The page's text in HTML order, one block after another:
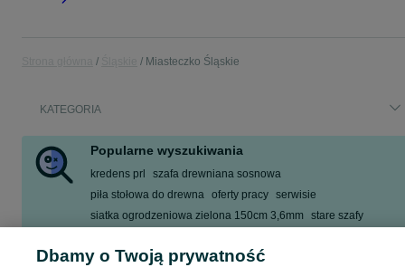
Miasteczko Śląskie
KATEGORIA
Popularne wyszukiwania
kredens prl
szafa drewniana sosnowa
piła stołowa do drewna oferty pracy serwisie
siatka ogrodzeniowa zielona 150cm 3,6mm stare szafy
Zobacz Więcej
Dbamy o Twoją prywatność